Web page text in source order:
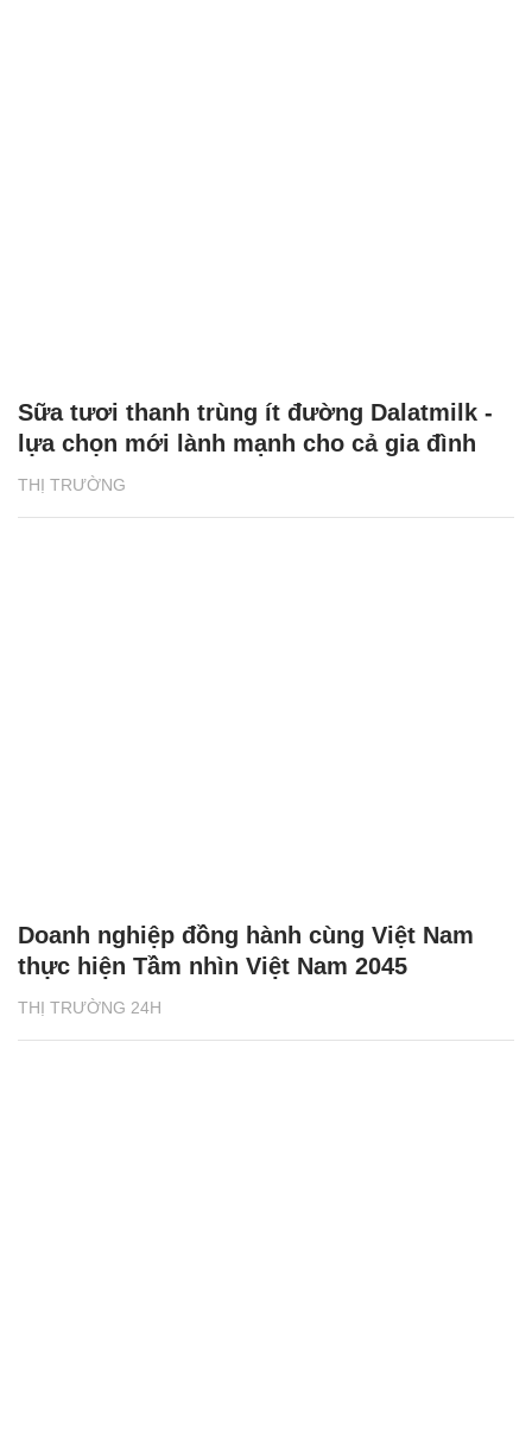
THỊ TRƯỜNG
Sữa tươi thanh trùng ít đường Dalatmilk -
lựa chọn mới lành mạnh cho cả gia đình
THỊ TRƯỜNG 24H
Doanh nghiệp đồng hành cùng Việt Nam
thực hiện Tầm nhìn Việt Nam 2045